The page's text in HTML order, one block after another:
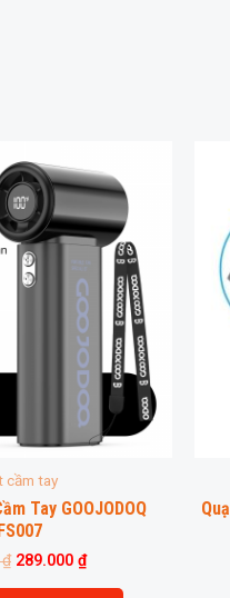
cầm tay
Tay GOOJODOQ
₫ 289.000 ₫